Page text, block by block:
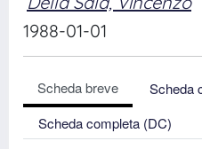
1988-01-01
Scheda breve
Scheda
Scheda completa (DC)